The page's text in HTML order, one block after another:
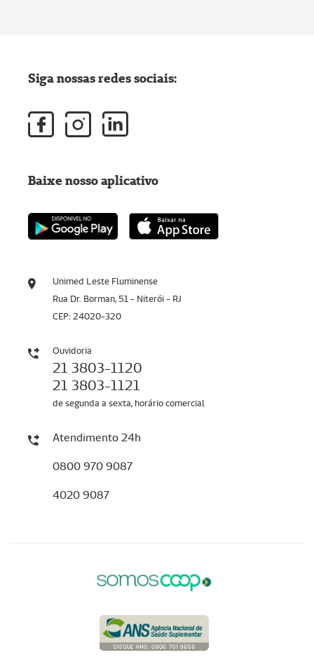
Unimed Leste Fluminense
Rua Dr. Borman, 51 - Niterói - RJ
CEP: 24020-320
Ouvidoria
21 3803-1120
21 3803-1121
de segunda a sexta, horário comercial
Atendimento 24h
0800 970 9087
4020 9087
Siga nossas redes sociais:
Baixe nosso aplicativo